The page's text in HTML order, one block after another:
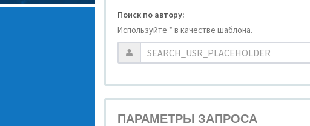
Поиск по автору:
Используйте * в качестве шаблона.
ПАРАМЕТРЫ ЗАПРОСА